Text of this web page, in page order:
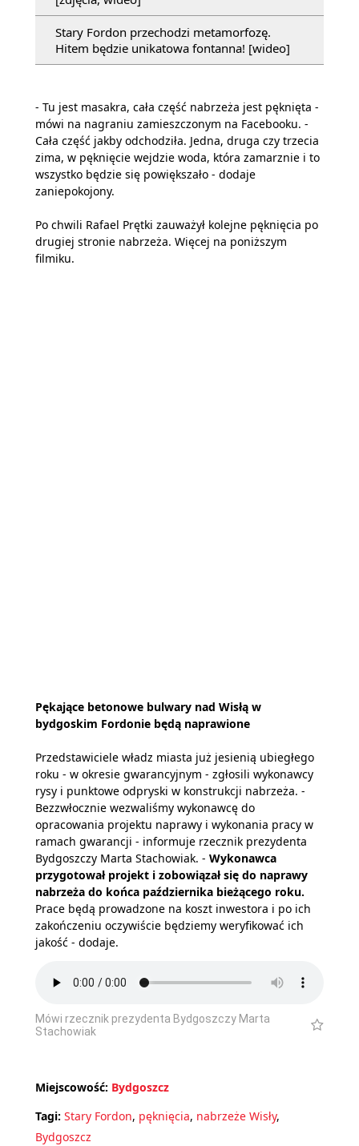
Stary Fordon przechodzi metamorfozę.
Hitem będzie unikatowa fontanna! [wideo]
- Tu jest masakra, cała część nabrzeża jest pęknięta -
mówi na nagraniu zamieszczonym na Facebooku. -
Cała część jakby odchodziła. Jedna, druga czy trzecia
zima, w pęknięcie wejdzie woda, która zamarznie i to
wszystko będzie się powiększało - dodaje
zaniepokojony.
Po chwili Rafael Prętki zauważył kolejne pęknięcia po
drugiej stronie nabrzeża. Więcej na poniższym
filmiku.
Pękające betonowe bulwary nad Wisłą w
bydgoskim Fordonie będą naprawione
Przedstawiciele władz miasta już jesienią ubiegłego
roku - w okresie gwarancyjnym - zgłosili wykonawcy
rysy i punktowe odpryski w konstrukcji nabrzeża. -
Bezzwłocznie wezwaliśmy wykonawcę do
opracowania projektu naprawy i wykonania pracy w
ramach gwarancji - informuje rzecznik prezydenta
Bydgoszczy Marta Stachowiak. - Wykonawca
przygotował projekt i zobowiązał się do naprawy
nabrzeża do końca października bieżącego roku.
Prace będą prowadzone na koszt inwestora i po ich
zakończeniu oczywiście będziemy weryfikować ich
jakość - dodaje.
Mówi rzecznik prezydenta Bydgoszczy Marta
Stachowiak
Miejscowość: Bydgoszcz
Tagi: Stary Fordon, pęknięcia, nabrzeże Wisły,
Bydgoszcz